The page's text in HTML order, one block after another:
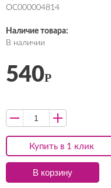
ОС000004814
Наличие товара:
В наличии
Купить в 1 клик
540Р
В корзину